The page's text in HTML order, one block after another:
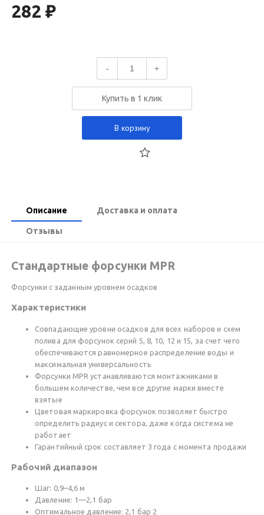
282 ₽
- +
Купить в 1 клик
В корзину
Описание Доставка и оплата
Отзывы
Стандартные форсунки MPR
Форсунки с заданным уровнем осадков
Характеристики
Совпадающие уровни осадков для всех наборов и схем
полива для форсунок серий 5, 8, 10, 12 и 15, за счет чего
обеспечиваются равномерное распределение воды и
максимальная универсальность
Форсунки MPR устанавливаются монтажниками в
большем количестве, чем все другие марки вместе
взятые
Цветовая маркировка форсунок позволяет быстро
определить радиус и сектора, даже когда система не
работает
Гарантийный срок составляет 3 года с момента продажи
Рабочий диапазон
Шаг: 0,9–4,6 м
Давление: 1—2,1 бар
Оптимальное давление: 2,1 бар 2